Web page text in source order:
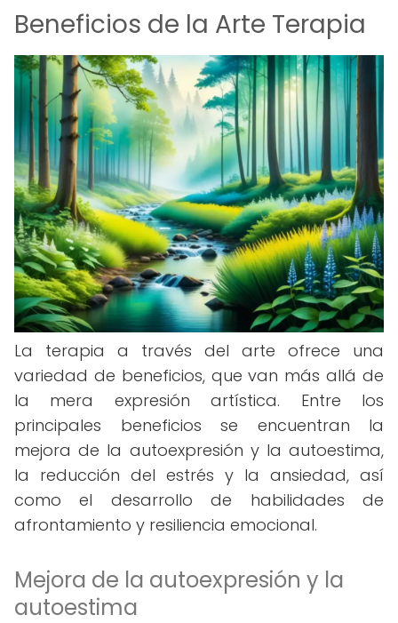
Beneficios de la Arte Terapia
La terapia a través del arte ofrece una
variedad de beneficios, que van más allá de
la mera expresión artística. Entre los
principales beneficios se encuentran la
mejora de la autoexpresión y la autoestima,
la reducción del estrés y la ansiedad, así
como el desarrollo de habilidades de
afrontamiento y resiliencia emocional.
Mejora de la autoexpresión y la
autoestima